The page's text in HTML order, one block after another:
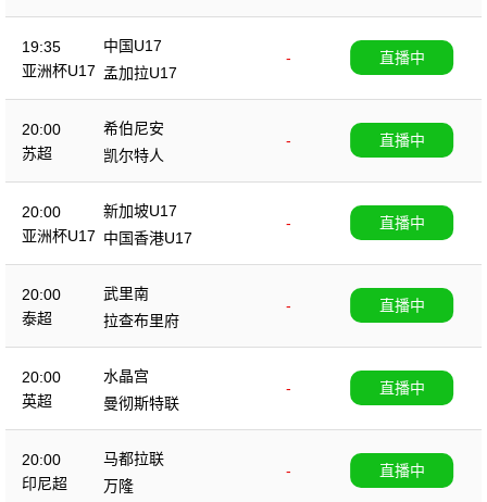
19:35
亚洲杯U17
中国U17
-
孟加拉U17
直播中
20:00
苏超
希伯尼安
-
凯尔特人
直播中
20:00
亚洲杯U17
新加坡U17
-
中国香港U17
直播中
20:00
泰超
武里南
-
拉查布里府
直播中
20:00
英超
水晶宫
-
曼彻斯特联
直播中
20:00
印尼超
马都拉联
-
万隆
直播中